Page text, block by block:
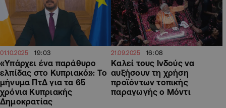
01.10.2025 19:03
«Υπάρχει ένα παράθυρο
ελπίδας στο Κυπριακό»: Το
μήνυμα ΠτΔ για τα 65
χρόνια Κυπριακής
Δημοκρατίας
21.09.2025 16:08
Καλεί τους Ινδούς να
αυξήσουν τη χρήση
προϊόντων τοπικής
παραγωγής ο Μόντι